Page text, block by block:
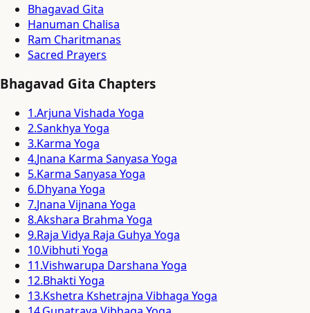
Bhagavad Gita
Hanuman Chalisa
Ram Charitmanas
Sacred Prayers
Bhagavad Gita Chapters
1.Arjuna Vishada Yoga
2.Sankhya Yoga
3.Karma Yoga
4.Jnana Karma Sanyasa Yoga
5.Karma Sanyasa Yoga
6.Dhyana Yoga
7.Jnana Vijnana Yoga
8.Akshara Brahma Yoga
9.Raja Vidya Raja Guhya Yoga
10.Vibhuti Yoga
11.Vishwarupa Darshana Yoga
12.Bhakti Yoga
13.Kshetra Kshetrajna Vibhaga Yoga